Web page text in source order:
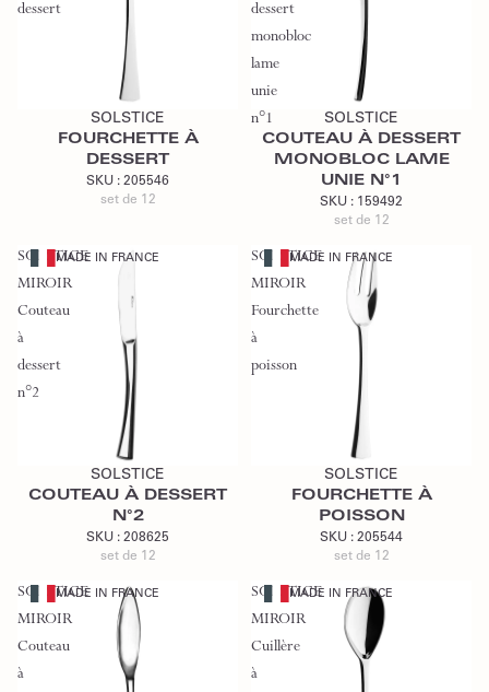
dessert
Ajouter au devis
SOLSTICE
FOURCHETTE À
DESSERT
SKU : 205546
set de 12
dessert
monobloc
lame
unie
n°1
Ajouter au devis
SOLSTICE
COUTEAU À DESSERT
MONOBLOC LAME
UNIE N°1
SKU : 159492
set de 12
SOLSTICE
MIROIR
Couteau
à
dessert
n°2
MADE IN FRANCE
Ajouter au devis
SOLSTICE
COUTEAU À DESSERT
N°2
SKU : 208625
set de 12
SOLSTICE
MIROIR
Fourchette
à
poisson
MADE IN FRANCE
Ajouter au devis
SOLSTICE
FOURCHETTE À
POISSON
SKU : 205544
set de 12
SOLSTICE
MIROIR
Couteau
à
MADE IN FRANCE
SOLSTICE
MIROIR
Cuillère
à
MADE IN FRANCE